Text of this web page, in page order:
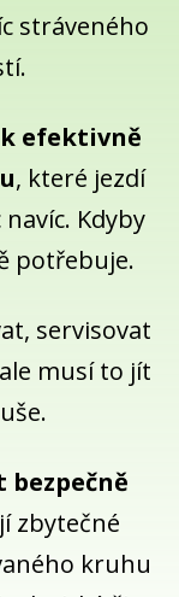
stráveného
efektivně
, které jezdí
Kdyby
potřebuje.
servisovat
musí to jít
bezpečně
zbytečné
kruhu